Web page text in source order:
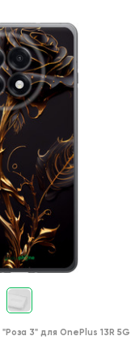
"Роза 3" для OnePlus 13R 5G